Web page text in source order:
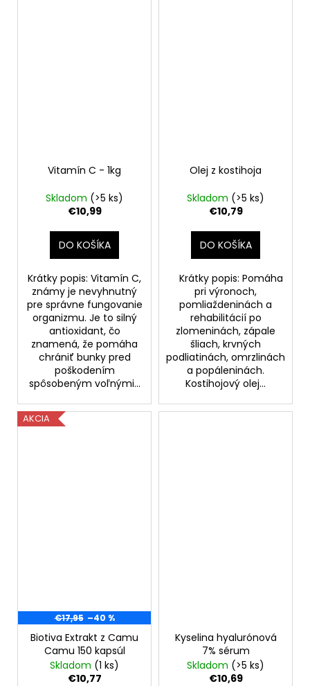
Vitamín C - 1kg
Skladom (>5 ks)
€10,99
DO KOŠÍKA
Krátky popis: Vitamín C,
známy je nevyhnutný
pre správne fungovanie
organizmu. Je to silný
antioxidant, čo
znamená, že pomáha
chrániť bunky pred
poškodením
spôsobeným voľnými...
Olej z kostihoja
Skladom (>5 ks)
€10,79
DO KOŠÍKA
Krátky popis: Pomáha
pri výronoch,
pomliaždeninách a
rehabilitácií po
zlomeninách, zápale
šliach, krvných
podliatinách, omrzlinách
a popáleninách.
Kostihojový olej...
AKCIA
€17,95 –40 %
Biotiva Extrakt z Camu
Camu 150 kapsúl
Skladom (1 ks)
€10,77
Kyselina hyalurónová
7% sérum
Skladom (>5 ks)
€10,69